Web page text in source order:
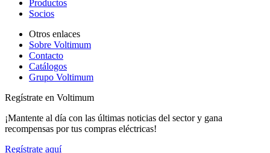
Productos
Socios
Otros enlaces
Sobre Voltimum
Contacto
Catálogos
Grupo Voltimum
Regístrate en Voltimum
¡Mantente al día con las últimas noticias del sector y gana
recompensas por tus compras eléctricas!
Regístrate aquí